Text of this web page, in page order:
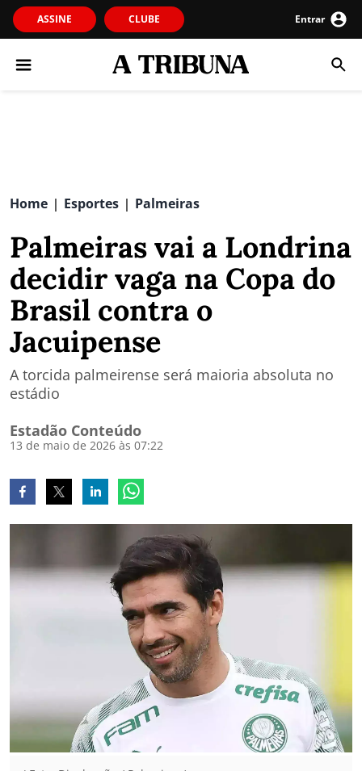
ASSINE CLUBE Entrar
Home | Esportes | Palmeiras
Palmeiras vai a Londrina
decidir vaga na Copa do
Brasil contra o
Jacuipense
A torcida palmeirense será maioria absoluta no
estádio
Estadão Conteúdo
13 de maio de 2026 às 07:22